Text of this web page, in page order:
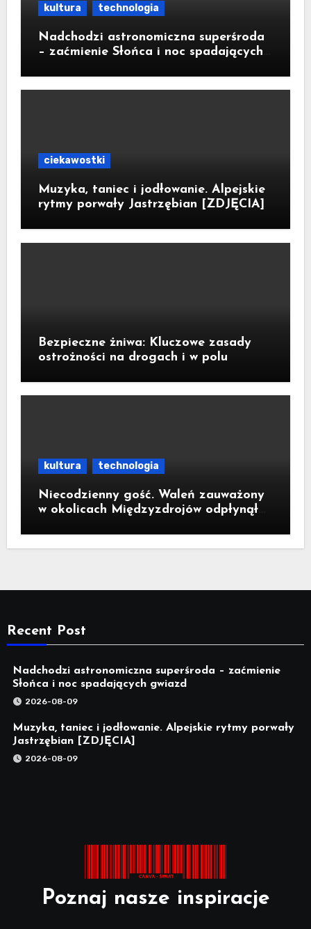
kultura technologia
Nadchodzi astronomiczna superśroda
– zaćmienie Słońca i noc spadających
ciekawostki
Muzyka, taniec i jodłowanie. Alpejskie
rytmy porwały Jastrzębian [ZDJĘCIA]
Bezpieczne żniwa: Kluczowe zasady
ostrożności na drogach i w polu
kultura technologia
Niecodzienny gość. Waleń zauważony
w okolicach Międzyzdrojów odpłynął
Recent Post
Nadchodzi astronomiczna superśroda – zaćmienie
Słońca i noc spadających gwiazd
2026-08-09
Muzyka, taniec i jodłowanie. Alpejskie rytmy porwały
Jastrzębian [ZDJĘCIA]
2026-08-09
Poznaj nasze inspiracje